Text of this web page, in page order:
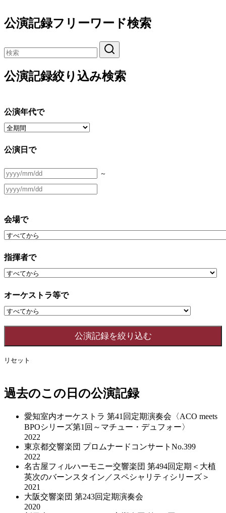
公演記録フリーワード検索
公演記録絞り込み検索
公演年代で
公演日で
～
会場で
指揮者で
オーケストラ等で
リセット
過去のこの日の公演記録
愛知室内オーケストラ 第41回定期演奏会〈ACO meets
BPOシリーズ第1回～マチュー・デュフォー〉
2022
東京都交響楽団 プロムナードコンサートNo.399
2022
名古屋フィルハーモニー交響楽団 第494回定期＜大植
英次のバーンスタイン／スペシャリティシリーズ＞
2021
大阪交響楽団 第243回定期演奏会
2020